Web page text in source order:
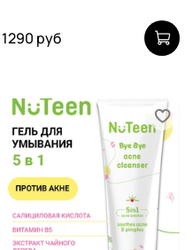
1290 руб